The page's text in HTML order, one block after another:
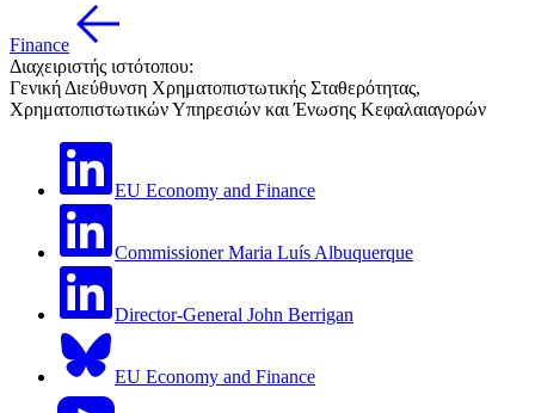
Finance
Διαχειριστής ιστότοπου:
Γενική Διεύθυνση Χρηματοπιστωτικής Σταθερότητας,
Χρηματοπιστωτικών Υπηρεσιών και Ένωσης Κεφαλαιαγορών
EU Economy and Finance
Commissioner Maria Luís Albuquerque
Director-General John Berrigan
EU Economy and Finance